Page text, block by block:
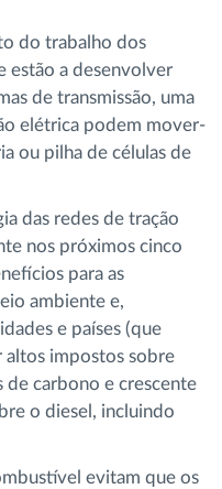
do trabalho dos
estão a desenvolver
de transmissão, uma
elétrica podem mover-
ou pilha de células de
das redes de tração
nos próximos cinco
para as
ambiente e,
e países (que
altos impostos sobre
carbono e crescente
o diesel, incluindo
evitam que os